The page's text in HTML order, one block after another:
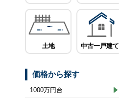
土地 中古一戸建て
価格から探す
1000万円台